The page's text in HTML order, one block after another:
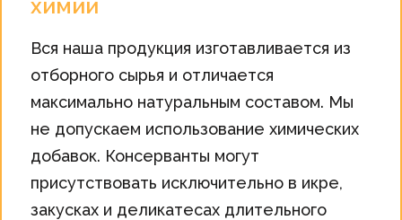
химии
Вся наша продукция изготавливается из
отборного сырья и отличается
максимально натуральным составом. Мы
не допускаем использование химических
добавок. Консерванты могут
присутствовать исключительно в икре,
закусках и деликатесах длительного